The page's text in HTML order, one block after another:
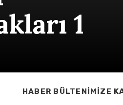
1
HABER BÜLTENIMIZE